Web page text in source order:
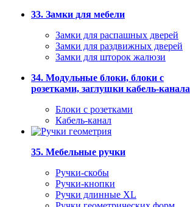
33. Замки для мебели
Замки для распашных дверей
Замки для раздвижных дверей
Замки для шторок жалюзи
34. Модульные блоки, блоки с
розетками, заглушки кабель-канала
Блоки с розетками
Кабель-канал
35. Мебельные ручки
Ручки-скобы
Ручки-кнопки
Ручки длинные XL